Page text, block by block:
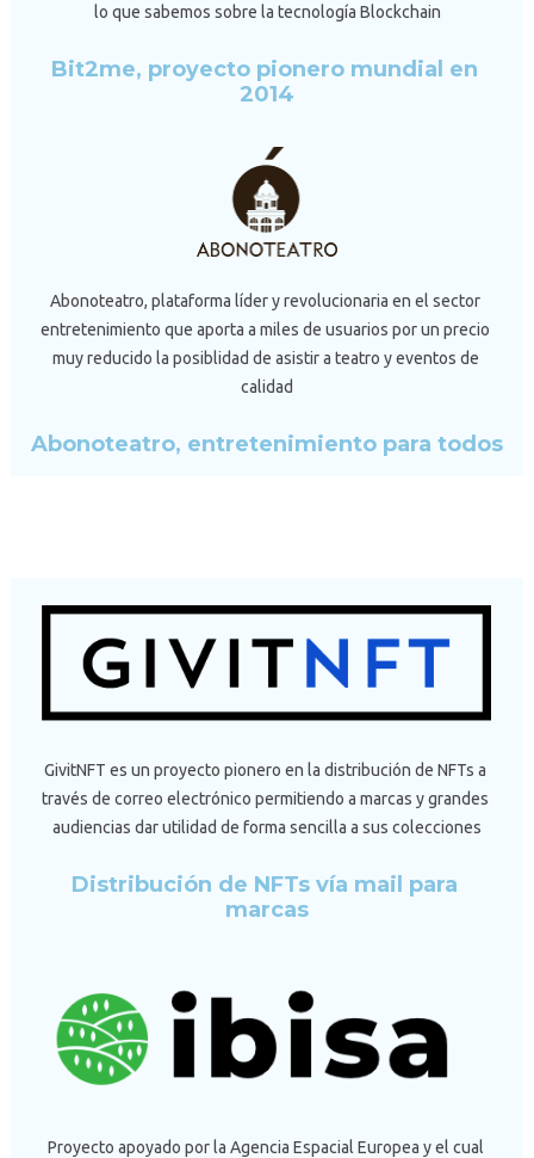
lo que sabemos sobre la tecnología Blockchain
Bit2me, proyecto pionero mundial en
2014
Abonoteatro, plataforma líder y revolucionaria en el sector
entretenimiento que aporta a miles de usuarios por un precio
muy reducido la posiblidad de asistir a teatro y eventos de
calidad
Abonoteatro, entretenimiento para todos
GivitNFT es un proyecto pionero en la distribución de NFTs a
través de correo electrónico permitiendo a marcas y grandes
audiencias dar utilidad de forma sencilla a sus colecciones
Distribución de NFTs vía mail para
marcas
Proyecto apoyado por la Agencia Espacial Europea y el cual